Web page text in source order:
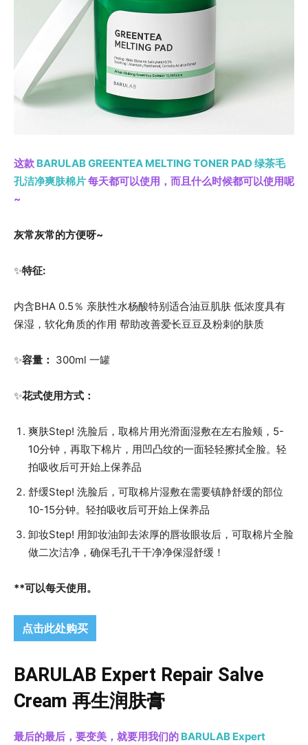
这款 BARULAB GREENTEA MELTING TONER PAD 绿茶毛
孔洁净爽肤棉片每天都可以使用，而且什么时候都可以使用呢
~
灰常灰常的方便呀~
✨特征:
内含BHA 0.5％ 亲肤性水杨酸特别适合油豆肌肤 低浓度具有
保湿，软化角质的作用 帮助改善爱长豆豆及粉刺的肤质
✨容量： 300ml 一罐
✨花式使用方式：
爽肤Step! 洗脸后，取棉片用光滑面湿敷在左右脸颊，5-
10分钟，再取下棉片，用凹凸纹的一面轻轻擦拭全脸。轻
拍吸收后可开始上保养品
舒缓Step! 洗脸后，可取棉片湿敷在需要镇静舒缓的部位
10-15分钟。轻拍吸收后可开始上保养品
卸妆Step! 用卸妆油卸去浓厚的唇妆眼妆后，可取棉片全脸
做二次洁净，确保毛孔干干净净保湿舒缓！
**可以每天使用。
点击此处购买
BARULAB Expert Repair Salve
Cream 再生润肤膏
最后的最后， 要变美，就要用我们的 BARULAB Expert